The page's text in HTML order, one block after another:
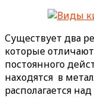
Существует два
которые
постоянного
находятся в
располагается